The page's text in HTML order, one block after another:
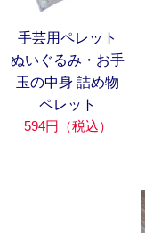
手芸用ペレット
ぬいぐるみ・お手
玉の中身 詰め物
ペレット
594円（税込）